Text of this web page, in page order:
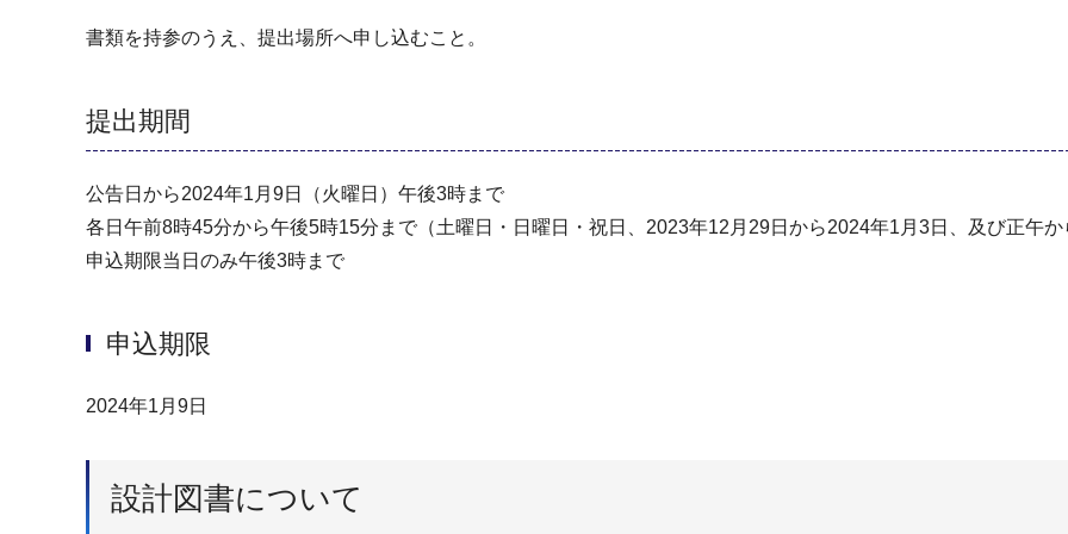
書類を持参のうえ、提出場所へ申し込むこと。
提出期間
公告日から2024年1月9日（火曜日）午後3時まで
各日午前8時45分から午後5時15分まで（⼟曜日・⽇曜日・祝⽇、2023年12⽉29⽇から2024年1⽉3⽇、及び正午か
申込期限当日のみ午後3時まで
申込期限
2024年1月9日
設計図書について